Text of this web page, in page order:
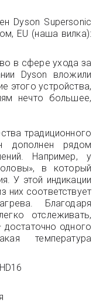
Dyson Supersonic
EU (наша вилка):
в сфере ухода за
Dyson вложили
этого устройства,
нечто большее,
традиционного
дополнен рядом
Например, у
в который
У этой индикации
них соответствует
Благодаря
отслеживать,
одного
температура